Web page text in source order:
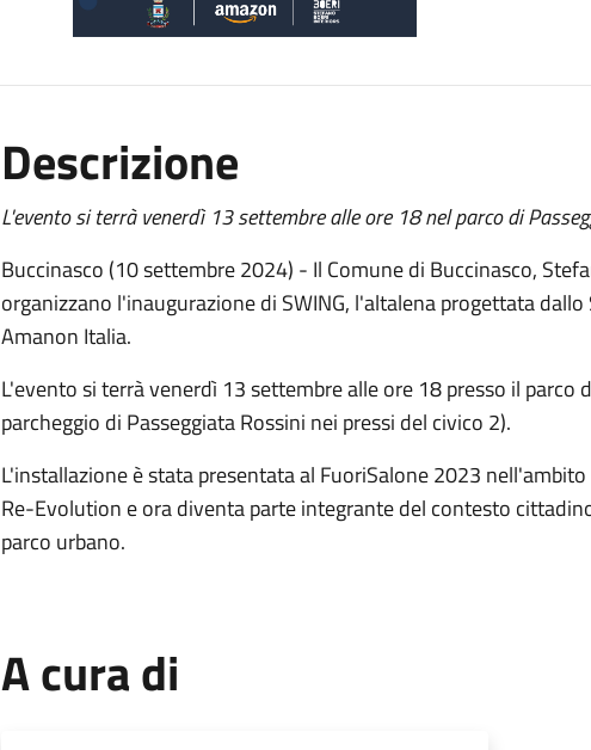
Descrizione
L'evento si terrà venerdì 13 settembre alle ore 18 nel parco di
Buccinasco (10 settembre 2024) - Il Comune di Buccinasco,
organizzano l'inaugurazione di SWING, l'altalena progettata
Amanon Italia.
L'evento si terrà venerdì 13 settembre alle ore 18 presso il parco
parcheggio di Passeggiata Rossini nei pressi del civico 2).
L'installazione è stata presentata al FuoriSalone 2023
Re-Evolution e ora diventa parte integrante del contesto
parco urbano.
A cura di